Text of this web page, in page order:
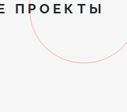
ПРОЕКТЫ